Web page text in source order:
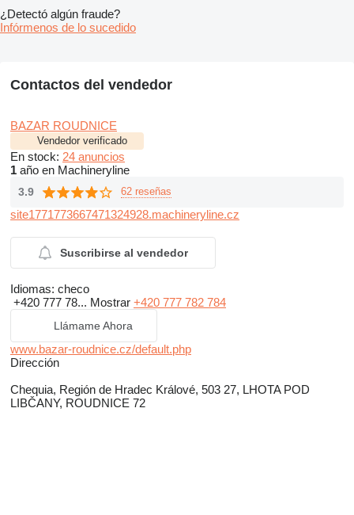
¿Detectó algún fraude?
Infórmenos de lo sucedido
Contactos del vendedor
BAZAR ROUDNICE
Vendedor verificado
En stock: 24 anuncios
1 año en Machineryline
3.9 62 reseñas
site1771773667471324928.machineryline.cz
Suscribirse al vendedor
Idiomas: checo
+420 777 78... Mostrar +420 777 782 784
Llámame Ahora
www.bazar-roudnice.cz/default.php
Dirección
Chequia, Región de Hradec Králové, 503 27, LHOTA POD
LIBČANY, ROUDNICE 72